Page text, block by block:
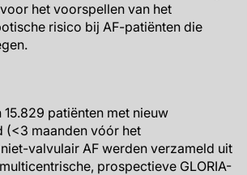
het voorspellen van het
risico bij AF-patiënten die
15.829 patiënten met nieuw
(<3 maanden vóór het
valvulair AF werden verzameld uit
prospectieve GLORIA-